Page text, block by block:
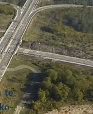
te